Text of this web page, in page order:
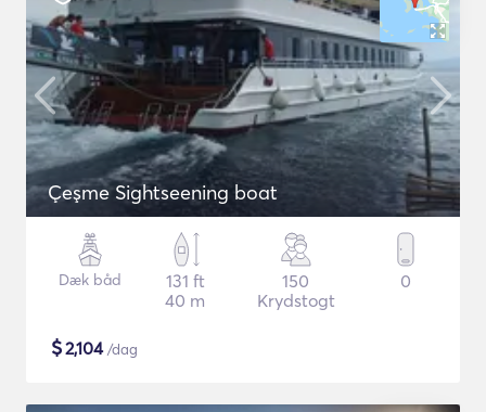
Çeşme Sightseening boat
Dæk båd
131 ft
40 m
150
Krydstogt
0
$2,104/dag